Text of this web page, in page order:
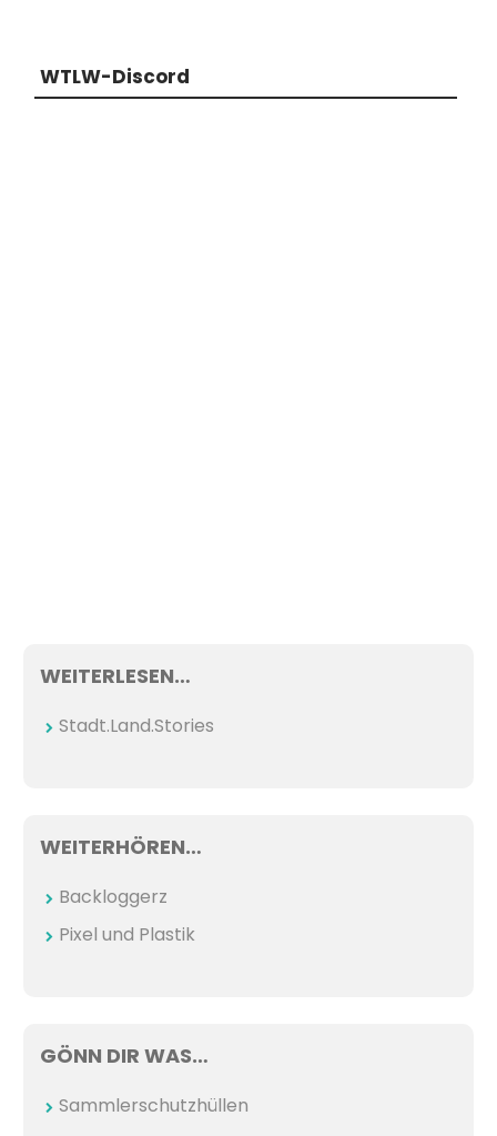
WTLW-Discord
WEITERLESEN…
Stadt.Land.Stories
WEITERHÖREN…
Backloggerz
Pixel und Plastik
GÖNN DIR WAS…
Sammlerschutzhüllen